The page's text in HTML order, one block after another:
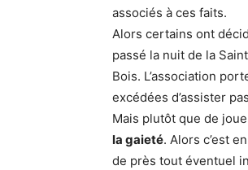
associés à ces faits.
Alors certains ont
passé la nuit de la
Bois. L’association
excédées d’assister
Mais plutôt que de
la gaieté. Alors c’est
de près tout éventuel